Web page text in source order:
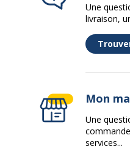
Une
livraison,
Mon
Une
services...